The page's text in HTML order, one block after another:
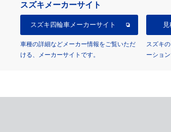
スズキメーカーサイト
スズキ四輪車メーカーサイト
車種の詳細などメーカー情報をご覧いただ
ける、メーカーサイトです。
見
スズキ
ーション